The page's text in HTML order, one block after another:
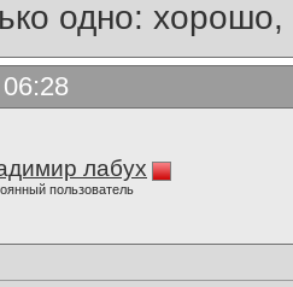
одно:
лабух
пользователь